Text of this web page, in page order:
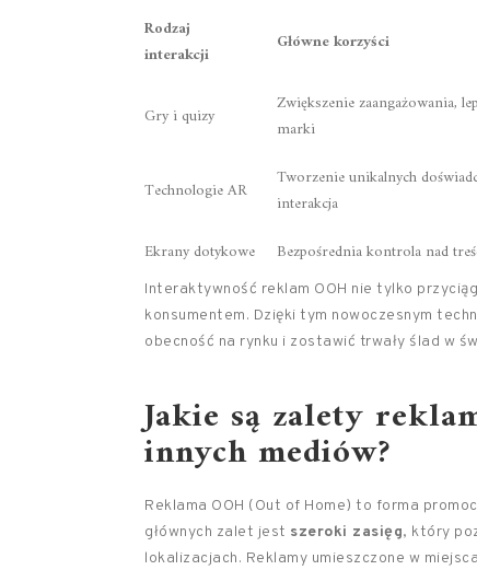
Rodzaj
interakcji
Główne korzyści
Gry i quizy
Zwiększenie zaangażowania,
marki
Technologie AR
Tworzenie unikalnych
interakcja
Ekrany dotykowe Bezpośrednia kontrola nad
Interaktywność reklam OOH nie tylko
konsumentem. Dzięki tym nowoczesnym
obecność na rynku i zostawić trwały ślad w
Jakie są zalety
innych mediów?
Reklama OOH (Out of Home) to forma
głównych zalet jest szeroki zasięg, który
lokalizacjach. Reklamy umieszczone w